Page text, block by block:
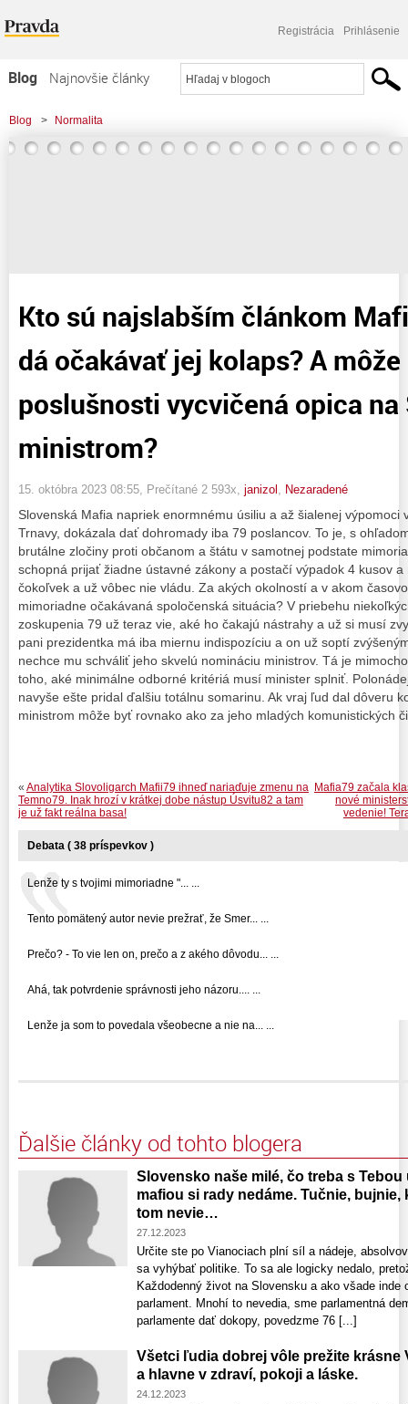
Registrácia Prihlásenie
Blog
Najnovšie články
Najčítanejšie články
Najkomentovanejšie články
Blog > Normalita
> Kto sú najslabším článkom Mafie79 a kedy sa dá očakávať jej kolaps? A môže
Kto sú najslabším článkom
dá očakávať jej kolaps? A
poslušnosti vycvičená opica na
ministrom?
15. októbra 2023 08:55 , Prečítané 2 593x, janizol Nezaradené
Slovenská Mafia napriek enormnému úsiliu a až šialenej výpomoci
Trnavy, dokázala dať dohromady iba 79 poslancov. To je, s
brutálne zločiny proti občanom a štátu v samotnej podstate
schopná prijať žiadne ústavné zákony a postačí výpadok 4 kusov
čokoľvek a už vôbec nie vládu. Za akých okolností a v akom
mimoriadne očakávaná spoločenská situácia? V priebehu
zoskupenia 79 už teraz vie, aké ho čakajú nástrahy a už si musí
pani prezidentka má iba miernu indispozíciu a on už soptí
nechce mu schváliť jeho skvelú nomináciu ministrov. Tá je
toho, aké minimálne odborné kritériá musí minister splniť.
navyše ešte pridal ďalšiu totálnu somarinu. Ak vraj ľud dal dôveru
ministrom môže byť rovnako ako za jeho mladých komunistických
Mafia79 začala
nové
vedenie!
« Analytika Slovoligarch Mafii79 ihneď nariaďuje zmenu na
Temno79. Inak hrozí v krátkej dobe nástup Úsvitu82 a tam
je už fakt reálna basa!
Debata ( 38 príspevkov )
Lenže ty s tvojimi mimoriadne "... ...
Tento pomätený autor nevie prežrať, že Smer... ...
Prečo? - To vie len on, prečo a z akého dôvodu... ...
Ahá, tak potvrdenie správnosti jeho názoru.... ...
Lenže ja som to povedala všeobecne a nie na... ...
Ďalšie články od tohto blogera
Slovensko naše milé, čo treba s
mafiou si rady nedáme. Tučnie,
tom nevie…
27.12.2023
Určite ste po Vianociach plní síl a nádeje,
sa vyhýbať politike. To sa ale logicky nedalo,
Každodenný život na Slovensku a ako všade inde
parlament. Mnohí to nevedia, sme parlamentná
parlamente dať dokopy, povedzme 76 [...]
Všetci ľudia dobrej vôle prežite
a hlavne v zdraví, pokoji a láske.
24.12.2023